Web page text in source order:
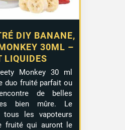
DIY BANANE,
30ML –
LIQUIDES
Monkey 30 ml
duo fruité parfait ou
de belles
bien mûre. Le
tous les vapoteurs
fruité qui auront le